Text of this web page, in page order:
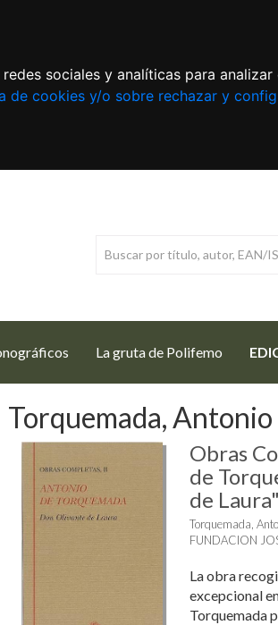
sociales y analíticas para
de cookies y/o sobre rechazar y
La gruta de Polifemo
Torquemada, Antonio
Obras
de
de Laura"
Torquemada,
FUNDACION
La obra
excepcional
Torquemada